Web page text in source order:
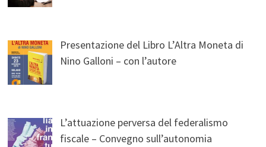
Presentazione del Libro L’Altra Moneta di
Nino Galloni – con l’autore
L’attuazione perversa del federalismo
fiscale – Convegno sull’autonomia